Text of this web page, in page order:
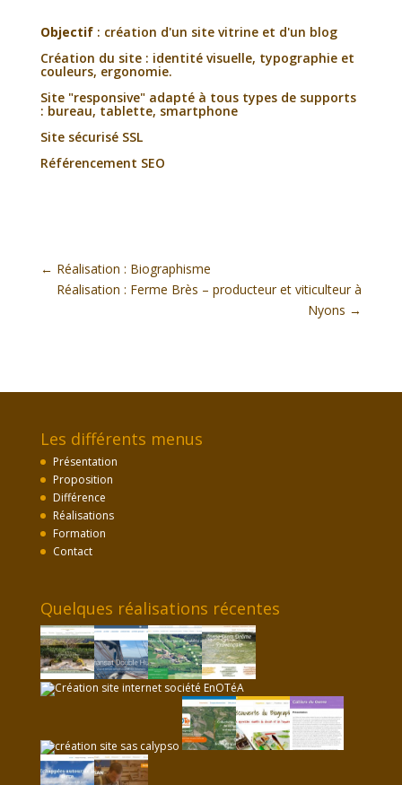
Objectif: création d'un site vitrine et d'un blog
Création du site : identité visuelle, typographie et
couleurs, ergonomie.
Site "responsive" adapté à tous types de supports
: bureau, tablette, smartphone
Site sécurisé SSL
Référencement SEO
← Réalisation : Biographisme
Réalisation : Ferme Brès – producteur et viticulteur à
Nyons →
Les différents menus
Présentation
Proposition
Différence
Réalisations
Formation
Contact
Quelques réalisations récentes